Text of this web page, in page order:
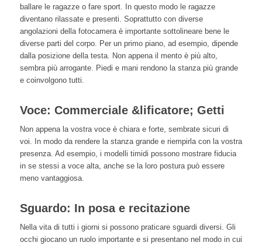
ballare le ragazze o fare sport. In questo modo le ragazze
diventano rilassate e presenti. Soprattutto con diverse
angolazioni della fotocamera è importante sottolineare bene le
diverse parti del corpo. Per un primo piano, ad esempio, dipende
dalla posizione della testa. Non appena il mento è più alto,
sembra più arrogante. Piedi e mani rendono la stanza più grande
e coinvolgono tutti.
Voce: Commerciale &lificatore; Getti
Non appena la vostra voce è chiara e forte, sembrate sicuri di
voi. In modo da rendere la stanza grande e riempirla con la vostra
presenza. Ad esempio, i modelli timidi possono mostrare fiducia
in se stessi a voce alta, anche se la loro postura può essere
meno vantaggiosa.
Sguardo: In posa e recitazione
Nella vita di tutti i giorni si possono praticare sguardi diversi. Gli
occhi giocano un ruolo importante e si presentano nel modo in cui